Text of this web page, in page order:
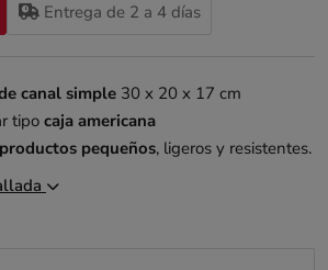
Entrega de 2 a 4 días
canal simple30 x 20 x 17 cm
tipo caja americana
pequeños, ligeros y resistentes.